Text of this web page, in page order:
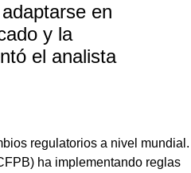
en
y la
el analista
regulatorios a nivel mundial.
ha implementando reglas